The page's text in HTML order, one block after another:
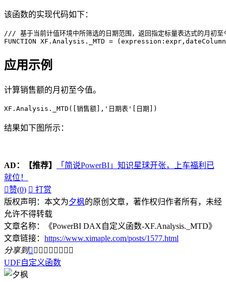
该函数的实现代码如下：
/// 基于当前计值环境中所筛选的日期范围，返回指定标量表达式的月初至
FUNCTION XF.Analysis._MTD =
应用示例
计算销售额的月初至今值。
XF.Analysis._MTD([销售额],'日期表'[日期])
结果如下图所示：
AD： 【推荐】
「简说PowerBI」知识星球开张，上车福利已
就位！
赞(0)  打赏
版权声明：本文为夕枫的原创文章，著作权归作者所有，未经
允许不得转载
文章名称：《PowerBI DAX自定义函数-XF.Analysis._MTD》
文章链接： https://www.ximaple.com/posts/1577.html
分享到        
UDF自定义函数